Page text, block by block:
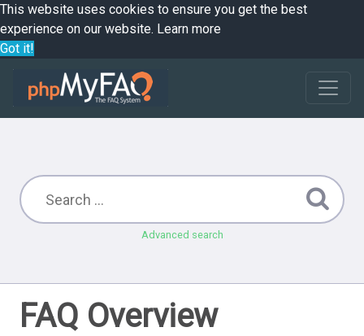
This website uses cookies to ensure you get the best
experience on our website. Learn more
Got it!
Advanced search
FAQ Overview